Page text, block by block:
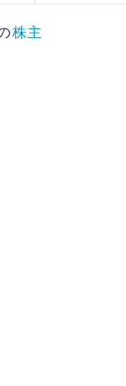
株主